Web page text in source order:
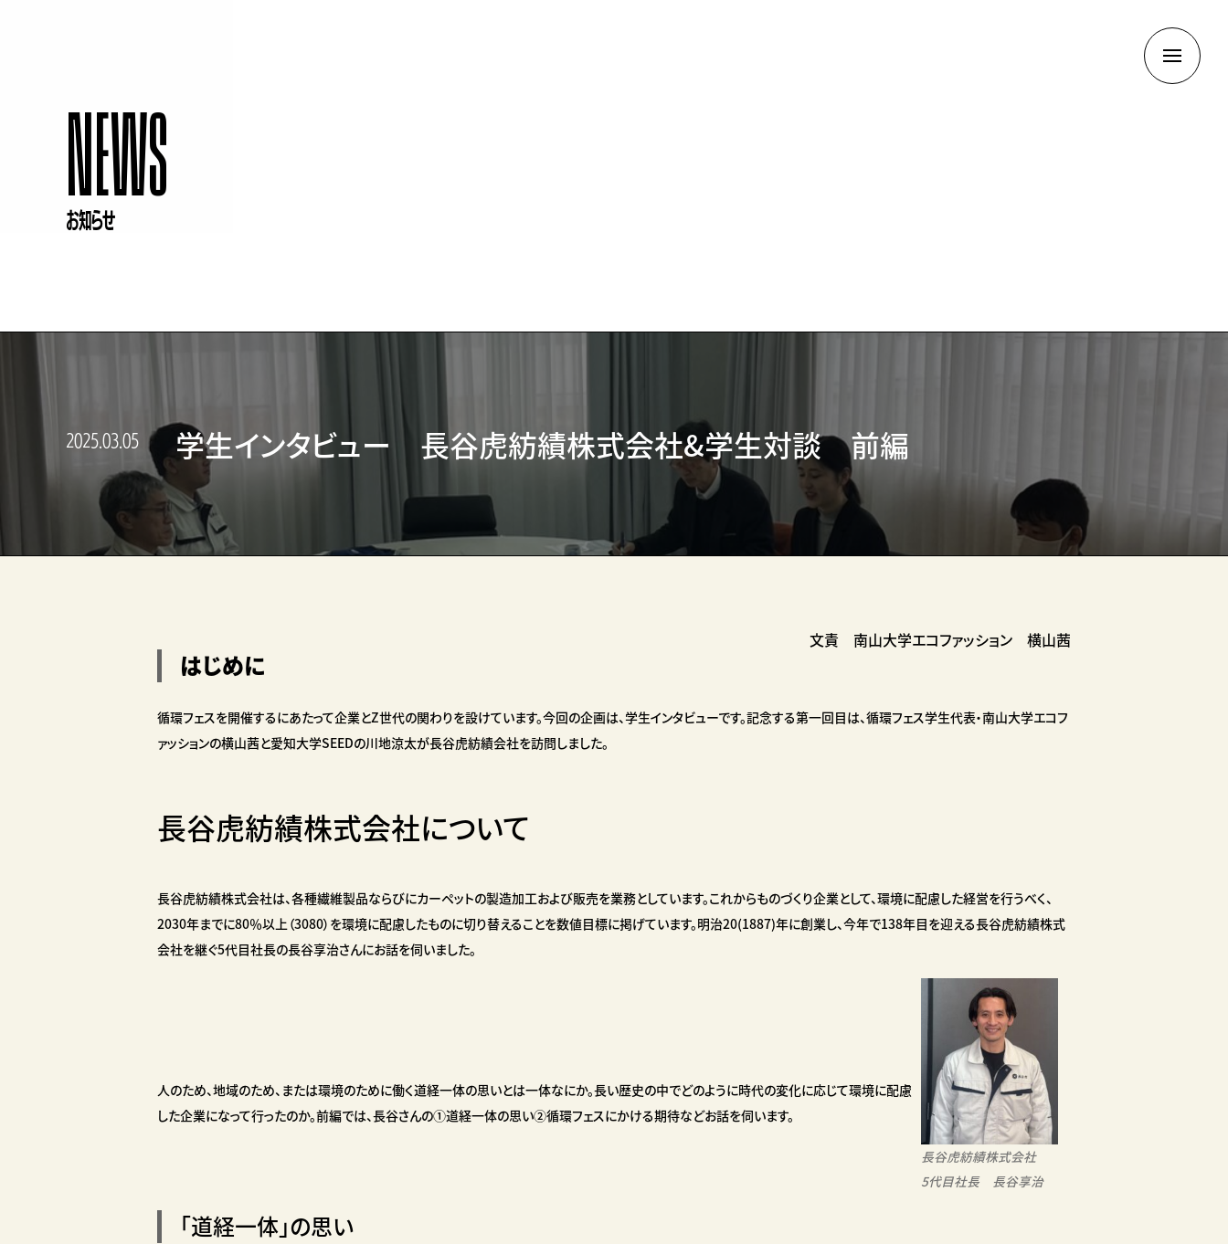
NEWS
お知らせ
2025.03.05 学生インタビュー 長谷虎紡績株式会社&学生対談 前編
文責 南山大学エコファッション 横山茜
はじめに
循環フェスを開催するにあたって企業とZ世代の関わりを設けています。今回の企画は、学生インタビューです。記念する第一回目は、循環フェス学生代表・南山大学エコフ
ァッションの横山茜と愛知大学SEEDの川地涼太が長谷虎紡績会社を訪問しました。
長谷虎紡績株式会社について
長谷虎紡績株式会社は、各種繊維製品ならびにカーペットの製造加工および販売を業務としています。これからものづくり企業として、環境に配慮した経営を行うべく、
2030年までに80％以上（3080）を環境に配慮したものに切り替えることを数値目標に掲げています。明治20(1887)年に創業し、今年で138年目を迎える長谷虎紡績株式
会社を継ぐ5代目社長の長谷享治さんにお話を伺いました。
長谷虎紡績株式会社
5代目社長 長谷享治
人のため、地域のため、または環境のために働く道経一体の思いとは一体なにか。長い歴史の中でどのように時代の変化に応じて環境に配慮
した企業になって行ったのか。前編では、長谷さんの①道経一体の思い②循環フェスにかける期待などお話を伺います。
「道経一体」の思い